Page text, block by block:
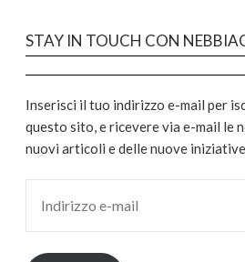
STAY IN TOUCH CON
Inserisci il tuo indirizzo e-mail per
questo sito, e ricevere via e-mail le
nuovi articoli e delle nuove iniziative